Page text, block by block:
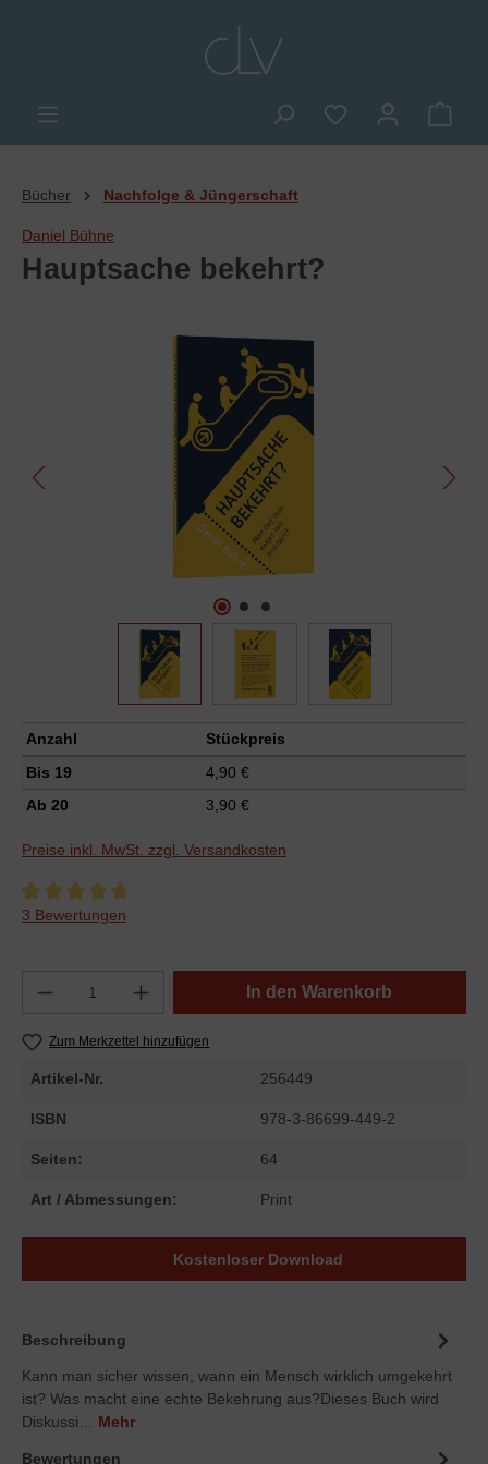
Du hast 0
Bücher Nachfolge & Jüngerschaft
Daniel Bühne
Hauptsache bekehrt?
Anzahl
Stückpreis
Bis 19
4,90 €
Ab 20 3,90 €
Preise inkl. MwSt. zzgl. Versandkosten
Durchschnittliche Bewertung von 4.6 von 5 Sternen
3 Bewertungen
In den Warenkorb
Zum Merkzettel hinzufügen
Artikel-Nr. 256449
ISBN 978-3-86699-449-2
Seiten: 64
Art / Abmessungen: Print
Kostenloser Download
Beschreibung
Kann man sicher wissen, wann ein Mensch wirklich umgekehrt
ist? Was macht eine echte Bekehrung aus?Dieses Buch wird
Diskussi… Mehr
Bewertungen